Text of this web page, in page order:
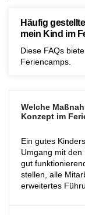
Häufig
mein Kind im
Diese FAQs
Feriencamps.
Welche
Konzept im
Ein gutes
Umgang mit
gut
stellen, alle
erweitertes